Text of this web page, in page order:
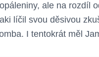
ale na rozdíl
líčil svou děsivou
I tentokrát měl